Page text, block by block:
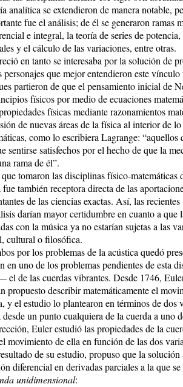
analítica se extendieron de manera notable,
fue el análisis; de él se generaron ramas
e integral, la teoría de series de potencia,
y el cálculo de las variaciones, entre otras.
en tanto se interesaba por la solución de
que mejor entendieron este
partieron de que el pensamiento inicial de
físicos por medio de ecuaciones
físicas mediante razonamientos
de nuevas áreas de la física al interior de
como lo escribiera Lagrange: “aquellos
sentirse satisfechos por el hecho de que la
rama de él”.
tomaron las disciplinas físico-matemáticas
también receptora directa de las
de las ciencias exactas. Así, las recientes
darían mayor certidumbre en cuanto a que
con la música ya no estarían sujetas a las
cultural o filosófica.
por los problemas de la acústica quedó
en uno de los problemas pendientes de esta
de las cuerdas vibrantes. Desde 1746,
propuesto describir matemáticamente el
y el estudio lo plantearon en términos de dos
un punto cualquiera de la cuerda a uno
Euler estudió las propiedades de la
movimiento de ella en función de las dos
de su estudio, propuso que la
diferencial en derivadas parciales a la que
unidimensional: